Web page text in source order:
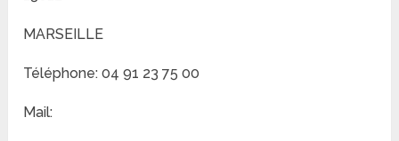
MARSEILLE
Téléphone: 04 91 23 75 00
Mail: